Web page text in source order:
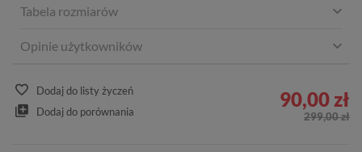
Tabela rozmiarów
Opinie użytkowników
Dodaj do listy życzeń
Dodaj do porównania
90,00 zł
299,00 zł